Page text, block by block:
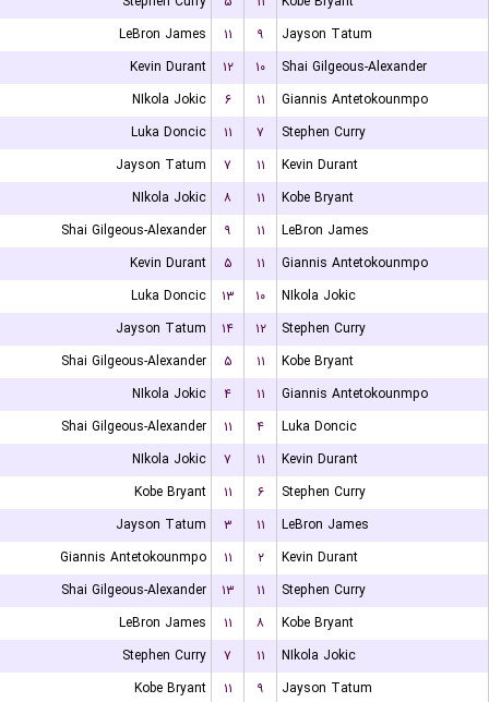
LeBron James
۱۱ ۹
Jayson Tatum
Kevin Durant
۱۲ ۱۰
Shai Gilgeous-Alexander
NIkola Jokic
۶ ۱۱
Giannis Antetokounmpo
Luka Doncic
۱۱ ۷
Stephen Curry
Jayson Tatum
۷ ۱۱
Kevin Durant
NIkola Jokic
۸ ۱۱
Kobe Bryant
Shai Gilgeous-Alexander
۹ ۱۱
LeBron James
Kevin Durant
۵ ۱۱
Giannis Antetokounmpo
Luka Doncic
۱۳ ۱۰
NIkola Jokic
Jayson Tatum
۱۴ ۱۲
Stephen Curry
Shai Gilgeous-Alexander
۵ ۱۱
Kobe Bryant
NIkola Jokic
۴ ۱۱
Giannis Antetokounmpo
Shai Gilgeous-Alexander
۱۱ ۴
Luka Doncic
NIkola Jokic
۷ ۱۱
Kevin Durant
Kobe Bryant
۱۱ ۶
Stephen Curry
Jayson Tatum
۳ ۱۱
LeBron James
Giannis Antetokounmpo
۱۱ ۲
Kevin Durant
Shai Gilgeous-Alexander
۱۳ ۱۱
Stephen Curry
LeBron James
۱۱ ۸
Kobe Bryant
Stephen Curry
۷ ۱۱
NIkola Jokic
Kobe Bryant
۱۱ ۹
Jayson Tatum